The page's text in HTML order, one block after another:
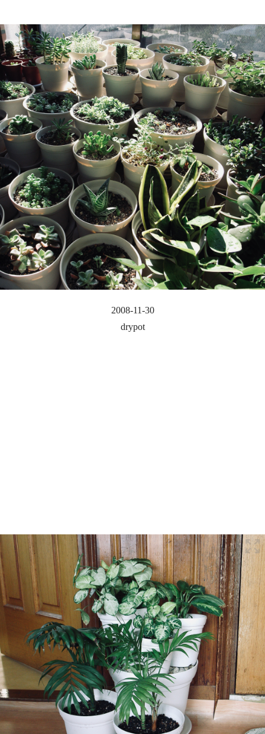
2008-11-30
drypot